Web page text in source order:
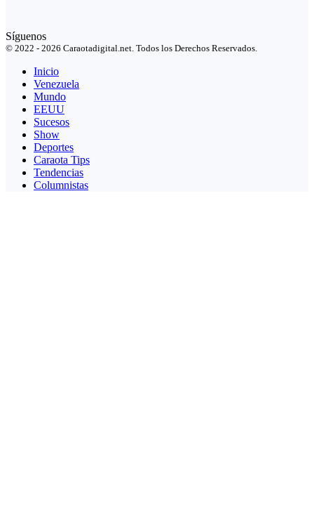
Síguenos
© 2022 - 2026 Caraotadigital.net. Todos los Derechos Reservados.
Inicio
Venezuela
Mundo
EEUU
Sucesos
Show
Deportes
Caraota Tips
Tendencias
Columnistas